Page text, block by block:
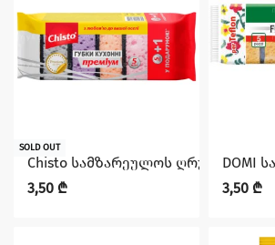
SOLD OUT
Chisto სამზარეულოს ღრუბელი
3,50 ₾
DOMI
3,50 ₾